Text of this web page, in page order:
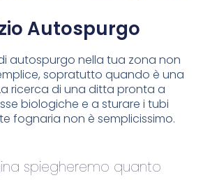
Autospurgo
autospurgo nella tua zona non
sopratutto quando è una
ricerca di una ditta pronta a
biologiche e a sturare i tubi
fognaria non è semplicissimo.
spiegheremo quanto